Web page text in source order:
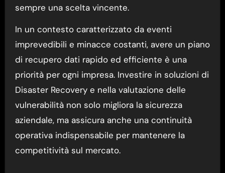
sempre una scelta vincente.
In un contesto caratterizzato da eventi
imprevedibili e minacce costanti, avere un piano
di recupero dati rapido ed efficiente è una
priorità per ogni impresa. Investire in soluzioni di
Disaster Recovery e nella valutazione delle
vulnerabilità non solo migliora la sicurezza
aziendale, ma assicura anche una continuità
operativa indispensabile per mantenere la
competitività sul mercato.